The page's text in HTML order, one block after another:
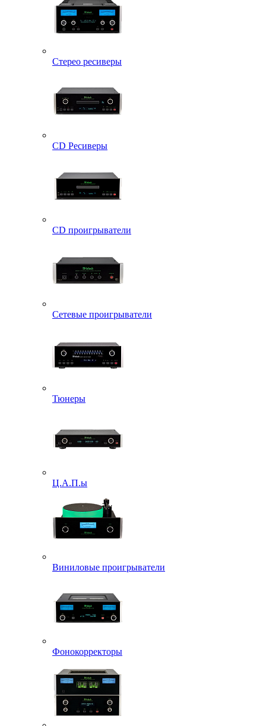
Стерео ресиверы
CD Ресиверы
CD проигрыватели
Сетевые проигрыватели
Тюнеры
Ц.А.П.ы
Виниловые проигрыватели
Фонокорректоры